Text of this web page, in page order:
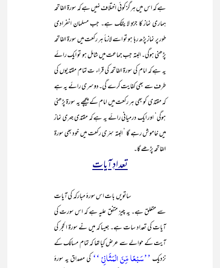
ہے کہ اس میں ہر گز کوئی اختلاف نہیں ہے کہ سورۃ الفاتحہ
ہماری نماز کا جزوِ لاینفک ہے۔ جب مسلمان انفرادی
طور پر نماز پڑھ رہا ہو تو اسے لازماً ہر رکعت میں سورۃ الفاتحہ
پڑھنی ہوگی۔ البتہ جب جماعت میں شامل ہو تو ایک رائے
یہ ہے کہ امام کی سورۃ الفاتحہ کی قراء ت تمام مقتدیوں کی
طرف سے بھی کفایت کرے گی۔دوسری رائے یہ ہے
کہ مقتدی کو بھی ہر رکعت میں امام کے پیچھے یہ سورۃ پڑھنی
ہوگی‘ اور ایک درمیانی رائے یہ ہے کہ مقتدی جہری نماز
میں خاموش رہے گا ‘ البتہ سِرّی رکعت میں خود بھی سورۃ
الفاتحہ پڑھے گا۔
تعدادِ آیات
ساتویں بات اس سورۂ مبارکہ کی آیات
سے متعلق ہے۔ یہ چیز متفق علیہ ہے کہ اس سورت کی
آیات کی تعداد سات ہے۔ جیسا کہ میں نے سورۃ الحجر کی
آیت کے حوالے سے عرض کیا تھا کہ تمام مسالک کے
نزدیک’’سَبۡعًا مِّنَ الۡمَثَانِیۡ ‘‘کی مصداق یہ سورۂ